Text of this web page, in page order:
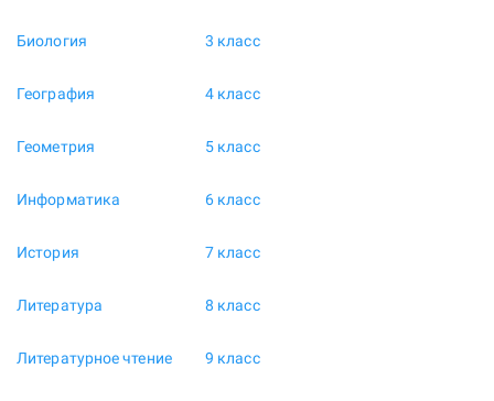
Биология
География
Геометрия
Информатика
История
Литература
Литературное чтение
3 класс
4 класс
5 класс
6 класс
7 класс
8 класс
9 класс